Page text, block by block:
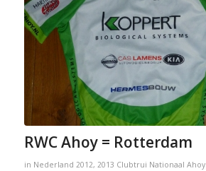
RWC Ahoy = Rotterdam
in Nederland 2012, 2013 Clubtrui Nationaal Ahoy